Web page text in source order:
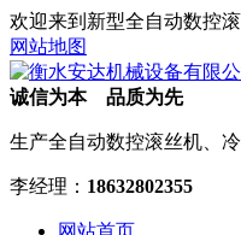
欢迎来到新型全自动数控
网站地图
诚信为本 品质为先
生产全自动数控滚丝机、
李经理： 18632802355
网站首页